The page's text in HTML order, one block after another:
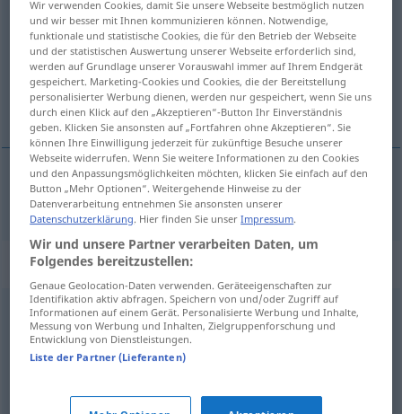
variierenv/t <variieren>
Übersicht aller Übersetzungen
(Für mehr Details die Übersetzung anklicken/antippen)
zmieniać
zmieniać ( V/I się) variieren
Synonyme für "variieren"
(sich) (voneinander) unterscheiden
Wir verwenden Cookies, damit Sie unsere Webseite bestmöglich nutzen
und wir besser mit Ihnen kommunizieren können. Notwendige,
funktionale und statistische Cookies, die für den Betrieb der Webseite
und der statistischen Auswertung unserer Webseite erforderlich sind,
werden auf Grundlage unserer Vorauswahl immer auf Ihrem Endgerät
gespeichert. Marketing-Cookies und Cookies, die der Bereitstellung
personalisierter Werbung dienen, werden nur gespeichert, wenn Sie uns
durch einen Klick auf den „Akzeptieren“-Button Ihr Einverständnis
geben. Klicken Sie ansonsten auf „Fortfahren ohne Akzeptieren“. Sie
können Ihre Einwilligung jederzeit für zukünftige Besuche unserer
Webseite widerrufen. Wenn Sie weitere Informationen zu den Cookies
und den Anpassungsmöglichkeiten möchten, klicken Sie einfach auf den
Button „Mehr Optionen“. Weitergehende Hinweise zu der
Datenverarbeitung entnehmen Sie ansonsten unserer
Datenschutzerklärung. Hier finden Sie unserImpressum.
Wir und unsere Partner verarbeiten Daten, um
Folgendes bereitzustellen:
Genaue Geolocation-Daten verwenden. Geräteeigenschaften zur
Identifikation aktiv abfragen. Speichern von und/oder Zugriff auf
Informationen auf einem Gerät. Personalisierte Werbung und Inhalte,
Messung von Werbung und Inhalten, Zielgruppenforschung und
Entwicklung von Dienstleistungen.
Liste der Partner (Lieferanten)